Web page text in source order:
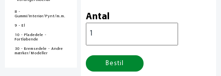
8 -
Gummi/Interiør/Pynt/m.m.
9 - El
10 - Pladedele -
Fortløbende
30 - Bremsedele - Andre
mærker/Modeller
Antal
Bestil